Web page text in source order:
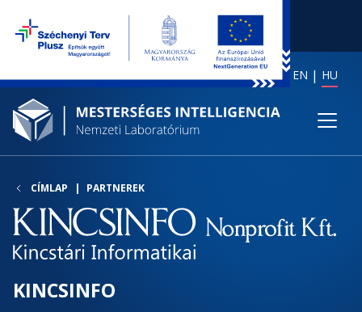
EN HU
CÍMLAP PARTNEREK
KINCSINFO